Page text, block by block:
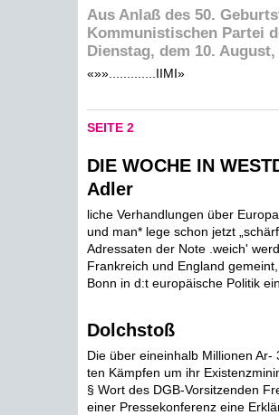
Aus Anlaß des 50.
Kommunistischen Partei
Dienstag, dem 10.
«»».............IIMI»
SEITE 2
DIE WOCHE IN
Adler
liche Verhandlungen über
und man* lege schon jetzt
Adressaten der Note .weich'
Frankreich und England
Bonn in d:t europäische Politik
Dolchstoß
Die über eineinhalb Millionen
ten Kämpfen um ihr
§ Wort des DGB-Vorsitzenden
einer Pressekonferenz eine